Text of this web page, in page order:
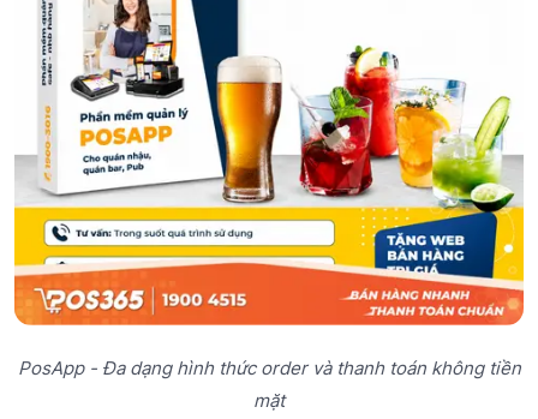
PosApp - Đa dạng hình thức order và thanh toán không tiền
mặt